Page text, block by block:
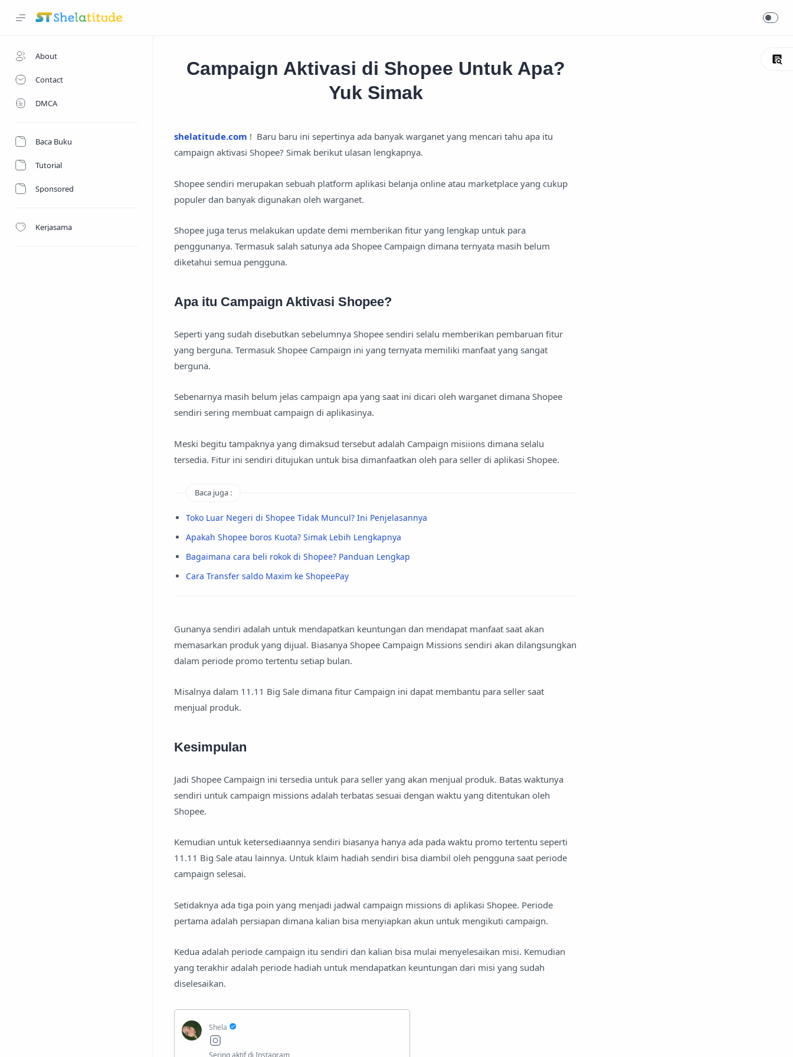
About
Contact
DMCA
Baca Buku
Tutorial
Sponsored
Kerjasama
Campaign Aktivasi di Shopee Untuk Apa?
Yuk Simak
shelatitude.com ! Baru baru ini sepertinya ada banyak warganet yang mencari tahu apa itu
campaign aktivasi Shopee? Simak berikut ulasan lengkapnya.
Shopee sendiri merupakan sebuah platform aplikasi belanja online atau marketplace yang cukup
populer dan banyak digunakan oleh warganet.
Shopee juga terus melakukan update demi memberikan fitur yang lengkap untuk para
penggunanya. Termasuk salah satunya ada Shopee Campaign dimana ternyata masih belum
diketahui semua pengguna.
Apa itu Campaign Aktivasi Shopee?
Seperti yang sudah disebutkan sebelumnya Shopee sendiri selalu memberikan pembaruan fitur
yang berguna. Termasuk Shopee Campaign ini yang ternyata memiliki manfaat yang sangat
berguna.
Sebenarnya masih belum jelas campaign apa yang saat ini dicari oleh warganet dimana Shopee
sendiri sering membuat campaign di aplikasinya.
Meski begitu tampaknya yang dimaksud tersebut adalah Campaign misiions dimana selalu
tersedia. Fitur ini sendiri ditujukan untuk bisa dimanfaatkan oleh para seller di aplikasi Shopee.
Baca juga :
Toko Luar Negeri di Shopee Tidak Muncul? Ini Penjelasannya
Apakah Shopee boros Kuota? Simak Lebih Lengkapnya
Bagaimana cara beli rokok di Shopee? Panduan Lengkap
Cara Transfer saldo Maxim ke ShopeePay
Gunanya sendiri adalah untuk mendapatkan keuntungan dan mendapat manfaat saat akan
memasarkan produk yang dijual. Biasanya Shopee Campaign Missions sendiri akan dilangsungkan
dalam periode promo tertentu setiap bulan.
Misalnya dalam 11.11 Big Sale dimana fitur Campaign ini dapat membantu para seller saat
menjual produk.
Kesimpulan
Jadi Shopee Campaign ini tersedia untuk para seller yang akan menjual produk. Batas waktunya
sendiri untuk campaign missions adalah terbatas sesuai dengan waktu yang ditentukan oleh
Shopee.
Kemudian untuk ketersediaannya sendiri biasanya hanya ada pada waktu promo tertentu seperti
11.11 Big Sale atau lainnya. Untuk klaim hadiah sendiri bisa diambil oleh pengguna saat periode
campaign selesai.
Setidaknya ada tiga poin yang menjadi jadwal campaign missions di aplikasi Shopee. Periode
pertama adalah persiapan dimana kalian bisa menyiapkan akun untuk mengikuti campaign.
Kedua adalah periode campaign itu sendiri dan kalian bisa mulai menyelesaikan misi. Kemudian
yang terakhir adalah periode hadiah untuk mendapatkan keuntungan dari misi yang sudah
diselesaikan.